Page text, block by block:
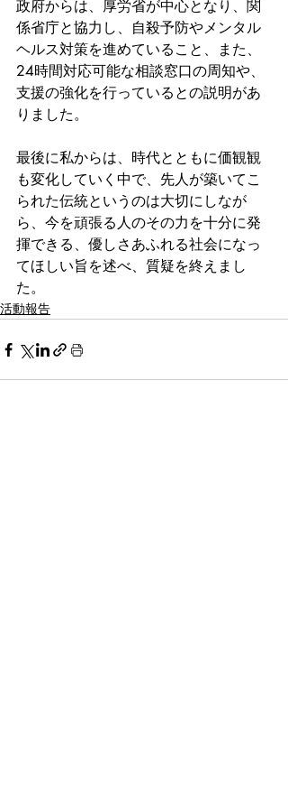
政府からは、厚労省が中心となり、関
係省庁と協力し、自殺予防やメンタル
ヘルス対策を進めていること、また、
24時間対応可能な相談窓口の周知や、
支援の強化を行っているとの説明があ
りました。
最後に私からは、時代とともに価観観
も変化していく中で、先人が築いてこ
られた伝統というのは大切にしなが
ら、今を頑張る人のその力を十分に発
揮できる、優しさあふれる社会になっ
てほしい旨を述べ、質疑を終えまし
た。
活動報告